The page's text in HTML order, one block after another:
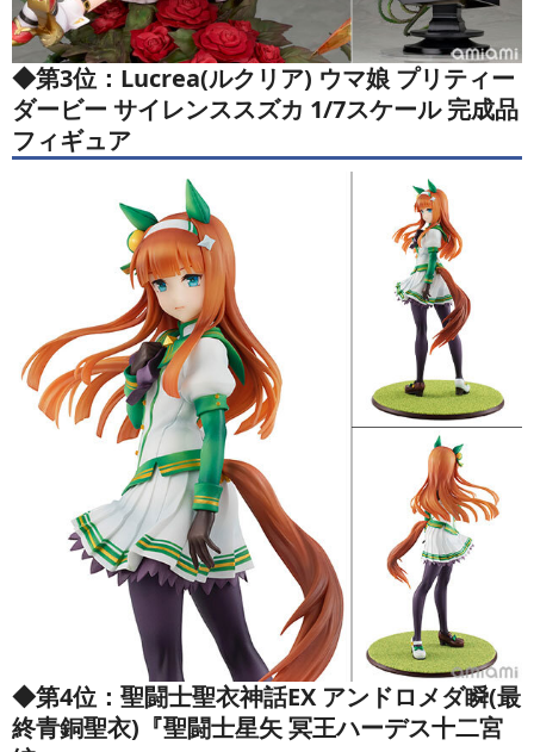
◆第3位：Lucrea(ルクリア) ウマ娘 プリティー
ダービー サイレンススズカ 1/7スケール 完成品
フィギュア
◆第4位：聖闘士聖衣神話EX アンドロメダ瞬(最
終青銅聖衣)『聖闘士星矢 冥王ハーデス十二宮